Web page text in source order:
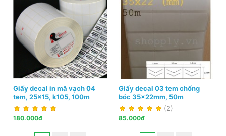
Giấy decal in mã vạch 04
tem, 25x15, k105, 100m
180.000đ
Giấy decal 03 tem chống
bóc 35x22mm, 50m
(2)
85.000đ